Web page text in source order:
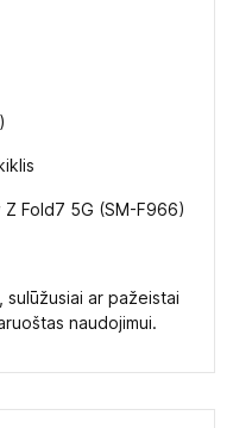
Z Fold7 5G (SM-F966)
sulūžusiai ar pažeistai
naudojimui.